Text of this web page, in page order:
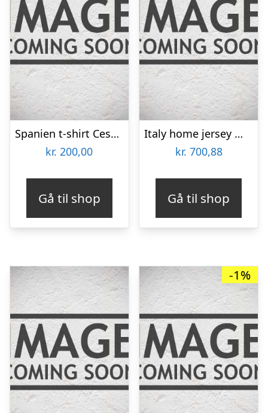
Spanien t-shirt Cesc 10 VM 2010 Fabregas 10 – mørkeblå-S
kr. 200,00
Gå til shop
Italy home jersey World Cup 20/26 – mens-XL
kr. 700,88
Gå til shop
-1%